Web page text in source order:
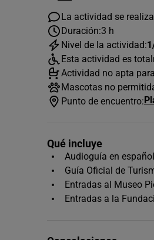
La actividad se
Duración:3 h
Nivel de la actividad:
Esta actividad es
Actividad no apta
Mascotas no
Punto de encuentro:
Qué incluye
Audioguía en español
Guía Oficial de
Entradas al Museo
Entradas a la